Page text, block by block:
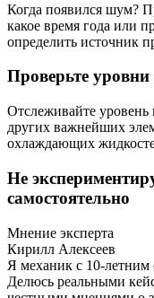
Когда появился шум?
какое время года или
определить источник
Проверьте
Отслеживайте
других важнейших
охлаждающих
Не
самостоятельно
Мнение эксперта
Кирилл Алексеев
Я механик с 10-
Делюсь реальными